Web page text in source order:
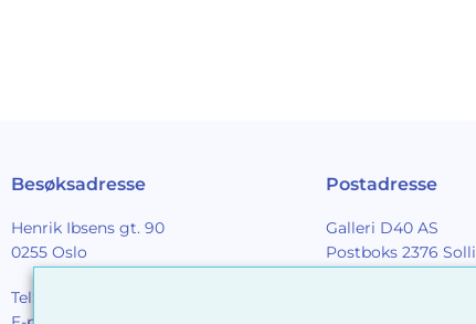
Besøksadresse
Henrik Ibsens gt. 90
0255 Oslo
Tel:
Postadresse
Galleri D40 AS
Postboks 2376 Solli